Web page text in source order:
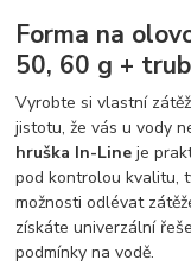
Forma na
50, 60 g +
Vyrobte si vlastní
jistotu, že vás u vody
hruška In-Line je
pod kontrolou kvalitu,
možnosti odlévat
získáte univerzální
podmínky na vodě.